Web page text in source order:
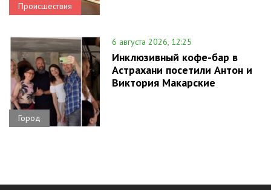
Происшествия
Город
6 августа 2026, 12:25
Инклюзивный кофе-бар в
Астрахани посетили Антон и
Виктория Макарские